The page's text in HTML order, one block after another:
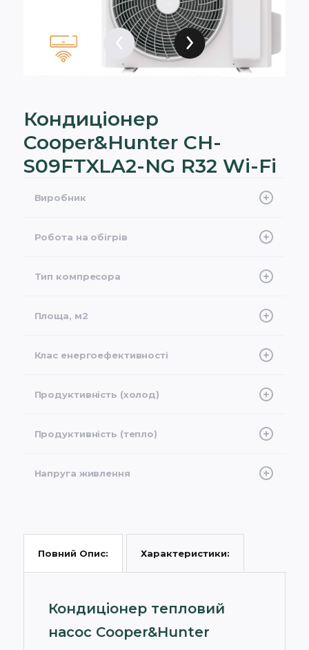
Кондиціонер
Cooper&Hunter CH-
S09FTXLA2-NG R32 Wi-Fi
Виробник
Робота на обігрів
Тип компресора
Площа, м2
Клас енергоефективності
Продуктивність (холод)
Продуктивність (тепло)
Напруга живлення
Повний Опис: Характеристики:
Кондиціонер тепловий
насос Cooper&Hunter